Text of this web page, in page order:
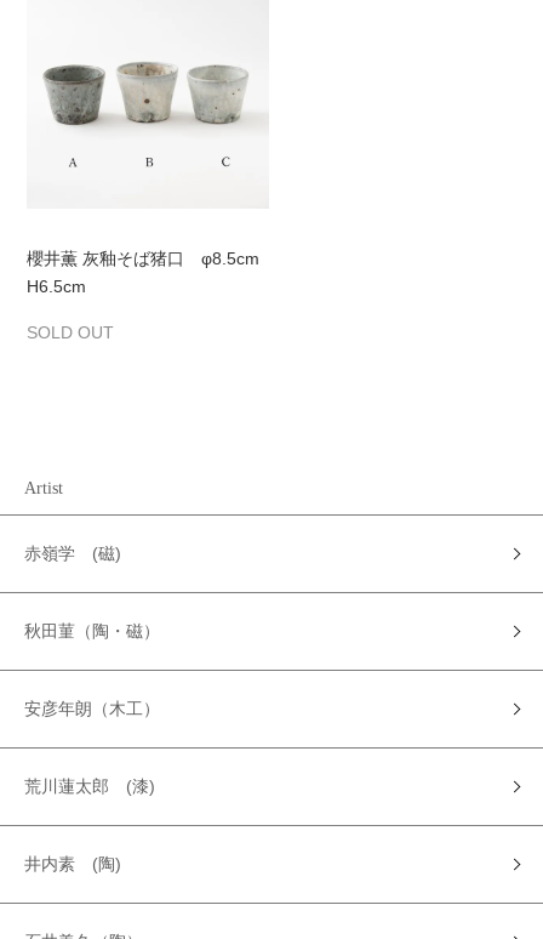
櫻井薫 灰釉そば猪口 φ8.5cm
H6.5cm
SOLD OUT
Artist
赤嶺学 (磁)
秋田菫（陶・磁）
安彦年朗（木工）
荒川蓮太郎 (漆)
井内素 (陶)